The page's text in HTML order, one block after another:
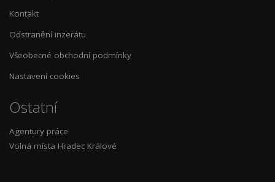
Kontakt
Odstranění inzerátu
Všeobecné obchodní podmínky
Nastavení cookies
Ostatní
Agentury práce
Volná místa Hradec Králové